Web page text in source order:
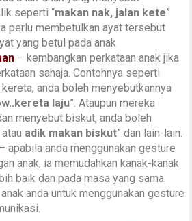
seperti “makan nak, jalan kete”
perlu membetulkan ayat tersebut
yang betul pada anak
– kembangkan perkataan anak jika
sahaja. Contohnya seperti
anda boleh menyebutkannya
laju”. Ataupun mereka
menyebut biskut, anda boleh
atau adik makan biskut” dan lain-lain.
– apabila anda menggunakan gesture
anak, ia memudahkan kanak-kanak
baik dan pada masa yang sama
anda untuk menggunakan gesture